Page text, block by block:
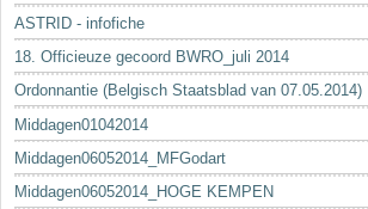
ASTRID - infofiche
18. Officieuze gecoord BWRO_juli 2014
Ordonnantie (Belgisch Staatsblad van 07.05.2014)
Middagen01042014
Middagen06052014_MFGodart
Middagen06052014_HOGE KEMPEN